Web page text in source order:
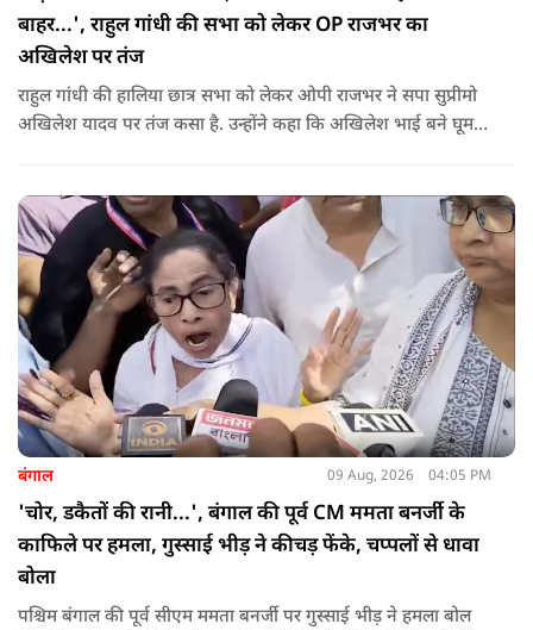
बाहर...', राहुल गांधी की सभा को लेकर OP राजभर का
अखिलेश पर तंज
राहुल गांधी की हालिया छात्र सभा को लेकर ओपी राजभर ने सपा सुप्रीमो
अखिलेश यादव पर तंज कसा है. उन्होंने कहा कि अखिलेश भाई बने घूम
बंगाल 09 Aug, 2026 04:05 PM
'चोर, डकैतों की रानी...', बंगाल की पूर्व CM ममता बनर्जी के
काफिले पर हमला, गुस्साई भीड़ ने कीचड़ फेंके, चप्पलों से धावा
बोला
पश्चिम बंगाल की पूर्व सीएम ममता बनर्जी पर गुस्साई भीड़ ने हमला बोल